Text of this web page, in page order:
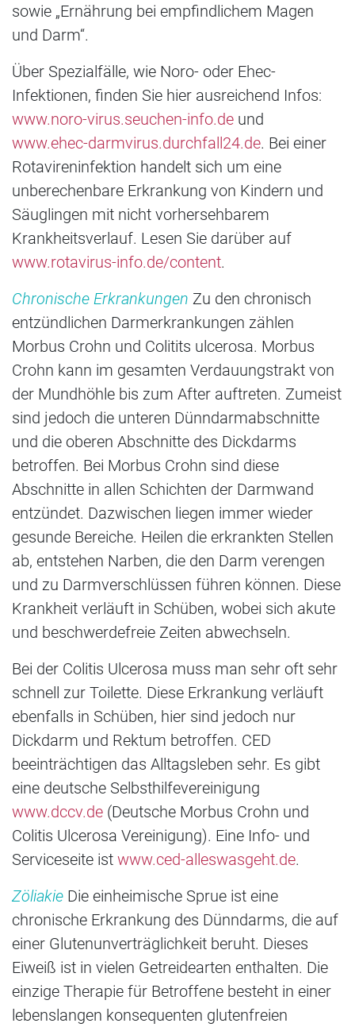
sowie „Ernährung bei empfindlichem Magen
und Darm“.
Über Spezialfälle, wie Noro- oder Ehec-
Infektionen, finden Sie hier ausreichend Infos:
www.noro-virus.seuchen-info.de und
www.ehec-darmvirus.durchfall24.de. Bei einer
Rotavireninfektion handelt sich um eine
unberechenbare Erkrankung von Kindern und
Säuglingen mit nicht vorhersehbarem
Krankheitsverlauf. Lesen Sie darüber auf
www.rotavirus-info.de/content.
Chronische Erkrankungen Zu den chronisch
entzündlichen Darmerkrankungen zählen
Morbus Crohn und Colitits ulcerosa. Morbus
Crohn kann im gesamten Verdauungstrakt von
der Mundhöhle bis zum After auftreten. Zumeist
sind jedoch die unteren Dünndarmabschnitte
und die oberen Abschnitte des Dickdarms
betroffen. Bei Morbus Crohn sind diese
Abschnitte in allen Schichten der Darmwand
entzündet. Dazwischen liegen immer wieder
gesunde Bereiche. Heilen die erkrankten Stellen
ab, entstehen Narben, die den Darm verengen
und zu Darmverschlüssen führen können. Diese
Krankheit verläuft in Schüben, wobei sich akute
und beschwerdefreie Zeiten abwechseln.
Bei der Colitis Ulcerosa muss man sehr oft sehr
schnell zur Toilette. Diese Erkrankung verläuft
ebenfalls in Schüben, hier sind jedoch nur
Dickdarm und Rektum betroffen. CED
beeinträchtigen das Alltagsleben sehr. Es gibt
eine deutsche Selbsthilfevereinigung
www.dccv.de (Deutsche Morbus Crohn und
Colitis Ulcerosa Vereinigung). Eine Info- und
Serviceseite ist www.ced-alleswasgeht.de.
Zöliakie Die einheimische Sprue ist eine
chronische Erkrankung des Dünndarms, die auf
einer Glutenunverträglichkeit beruht. Dieses
Eiweiß ist in vielen Getreidearten enthalten. Die
einzige Therapie für Betroffene besteht in einer
lebenslangen konsequenten glutenfreien